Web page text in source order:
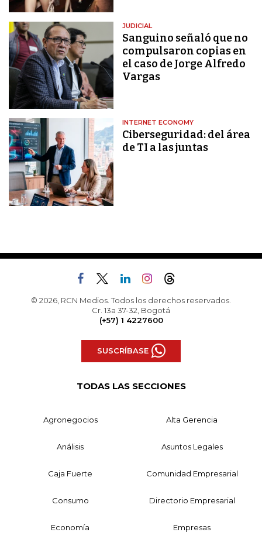
JUDICIAL
Sanguino señaló que no
compulsaron copias en
el caso de Jorge Alfredo
Vargas
INTERNET ECONOMY
Ciberseguridad: del área
de TI a las juntas
© 2026, RCN Medios. Todos los derechos reservados.
Cr. 13a 37-32, Bogotá
(+57) 1 4227600
SUSCRÍBASE
TODAS LAS SECCIONES
Agronegocios Alta Gerencia
Análisis Asuntos Legales
Caja Fuerte Comunidad Empresarial
Consumo Directorio Empresarial
Economía Empresas